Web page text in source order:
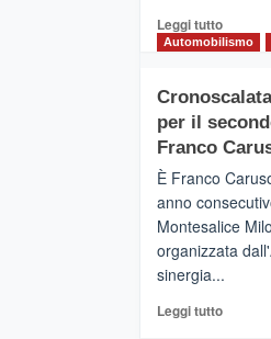
tour
tra
vicoli
Leggi tuttoLeggi
di
–
adesso
Pasta
–
La
Dente”,
Automobilismo
per il
Franco
È Franco
anno
Montesalice
organizzata
sinergia...
Leggi tuttoLeggi